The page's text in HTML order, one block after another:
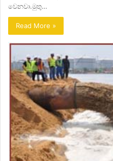
වෙනවා.මුතු…
Read More »